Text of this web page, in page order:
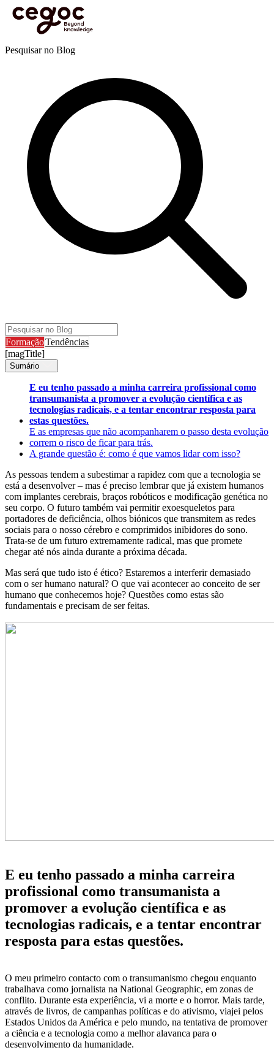
Skip to main content
Está aqui:Home > Recursos
transumanistas convergentes vão mudar o mundo
Pesquisar no Blog
FormaçãoTendências
[magTitle]
Sumário
E eu tenho passado a minha carreira profissional como
transumanista a promover a evolução científica e as
tecnologias radicais, e a tentar encontrar resposta para
estas questões.
E as empresas que não acompanharem o passo desta evolução
correm o risco de ficar para trás.
A grande questão é: como é que vamos lidar com isso?
As pessoas tendem a subestimar a rapidez com que a tecnologia se
está a desenvolver – mas é preciso lembrar que já existem humanos
com implantes cerebrais, braços robóticos e modificação genética no
seu corpo. O futuro também vai permitir exoesqueletos para
portadores de deficiência, olhos biónicos que transmitem as redes
sociais para o nosso cérebro e comprimidos inibidores do sono.
Trata-se de um futuro extremamente radical, mas que promete
chegar até nós ainda durante a próxima década.
Mas será que tudo isto é ético? Estaremos a interferir demasiado
com o ser humano natural? O que vai acontecer ao conceito de ser
humano que conhecemos hoje? Questões como estas são
fundamentais e precisam de ser feitas.
E eu tenho passado a minha carreira
profissional como transumanista a
promover a evolução científica e as
tecnologias radicais, e a tentar encontrar
resposta para estas questões.
O meu primeiro contacto com o transumanismo chegou enquanto
trabalhava como jornalista na National Geographic, em zonas de
conflito. Durante esta experiência, vi a morte e o horror. Mais tarde,
através de livros, de campanhas políticas e do ativismo, viajei pelos
Estados Unidos da América e pelo mundo, na tentativa de promover
a ciência e a tecnologia como a melhor alavanca para o
desenvolvimento da humanidade.